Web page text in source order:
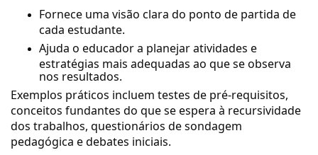
Fornece uma visão clara do ponto de partida de
cada estudante.
Ajuda o educador a planejar atividades e
estratégias mais adequadas ao que se observa
nos resultados.
Exemplos práticos incluem testes de pré-requisitos,
conceitos fundantes do que se espera à recursividade
dos trabalhos, questionários de sondagem
pedagógica e debates iniciais.